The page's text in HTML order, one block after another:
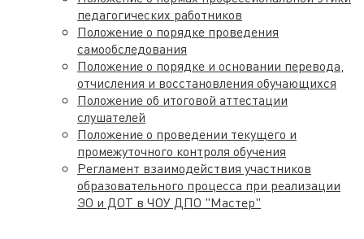
педагогических работников
Положение о порядке проведения
самообследования
Положение о порядке и основании перевода,
отчисления и восстановления обучающихся
Положение об итоговой аттестации
слушателей
Положение о проведении текущего и
промежуточного контроля обучения
Регламент взаимодействия участников
образовательного процесса при реализации
ЭО и ДОТ в ЧОУ ДПО "Мастер"